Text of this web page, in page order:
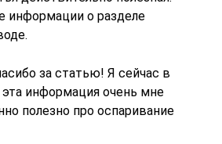
информации о разделе
за статью! Я сейчас в
информация очень мне
полезно про оспаривание